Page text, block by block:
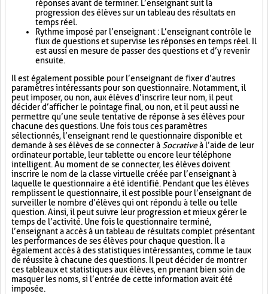
réponses avant de terminer. L’enseignant suit la
progression des élèves sur un tableau des résultats en
temps réel.
Rythme imposé par l’enseignant : L’enseignant contrôle le
flux de questions et supervise les réponses en temps réel. Il
est aussi en mesure de passer des questions et d’y revenir
ensuite.
Il est également possible pour l’enseignant de fixer d’autres
paramètres intéressants pour son questionnaire. Notamment, il
peut imposer, ou non, aux élèves d’inscrire leur nom, il peut
décider d’afficher le pointage final, ou non, et il peut aussi ne
permettre qu’une seule tentative de réponse à ses élèves pour
chacune des questions. Une fois tous ces paramètres
sélectionnés, l’enseignant rend le questionnaire disponible et
demande à ses élèves de se connecter à Socrativeà l’aide de leur
ordinateur portable, leur tablette ou encore leur téléphone
intelligent. Au moment de se connecter, les élèves doivent
inscrire le nom de la classe virtuelle créée par l’enseignant à
laquelle le questionnaire a été identifié. Pendant que les élèves
remplissent le questionnaire, il est possible pour l’enseignant de
surveiller le nombre d’élèves qui ont répondu à telle ou telle
question. Ainsi, il peut suivre leur progression et mieux gérer le
temps de l’activité. Une fois le questionnaire terminé,
l’enseignant a accès à un tableau de résultats complet présentant
les performances de ses élèves pour chaque question. Il a
également accès à des statistiques intéressantes, comme le taux
de réussite à chacune des questions. Il peut décider de montrer
ces tableaux et statistiques aux élèves, en prenant bien soin de
masquer les noms, si l’entrée de cette information avait été
imposée.